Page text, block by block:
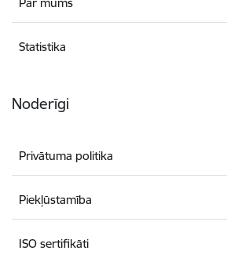
Statistika
Noderīgi
Privātuma politika
Piekļūstamība
ISO sertifikāti